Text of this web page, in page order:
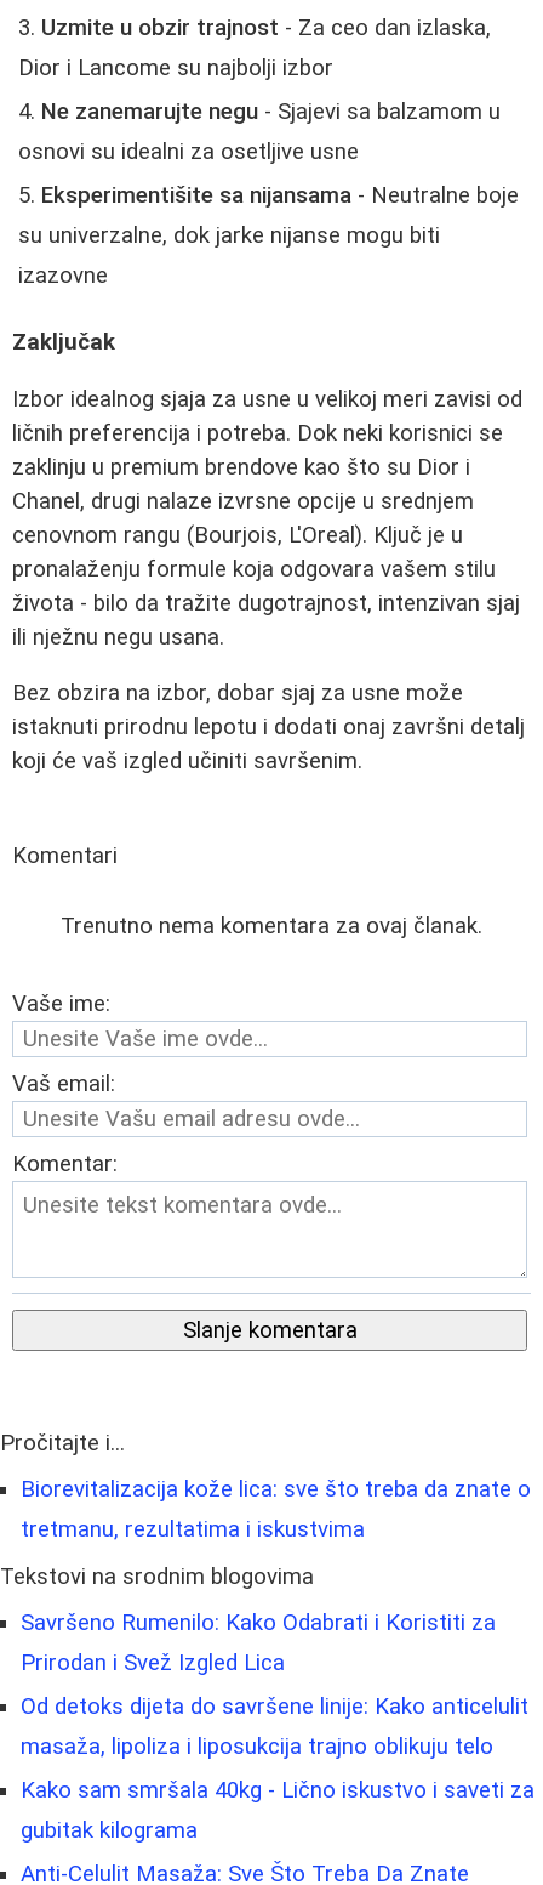
Uzmite u obzir trajnost - Za ceo dan izlaska,
Dior i Lancome su najbolji izbor
Ne zanemarujte negu - Sjajevi sa balzamom u
osnovi su idealni za osetljive usne
Eksperimentišite sa nijansama - Neutralne boje
su univerzalne, dok jarke nijanse mogu biti
izazovne
Zaključak
Izbor idealnog sjaja za usne u velikoj meri zavisi od
ličnih preferencija i potreba. Dok neki korisnici se
zaklinju u premium brendove kao što su Dior i
Chanel, drugi nalaze izvrsne opcije u srednjem
cenovnom rangu (Bourjois, L'Oreal). Ključ je u
pronalaženju formule koja odgovara vašem stilu
života - bilo da tražite dugotrajnost, intenzivan sjaj
ili nježnu negu usana.
Bez obzira na izbor, dobar sjaj za usne može
istaknuti prirodnu lepotu i dodati onaj završni detalj
koji će vaš izgled učiniti savršenim.
Komentari
Trenutno nema komentara za ovaj članak.
Vaše ime:
Vaš email:
Komentar:
Slanje komentara
Pročitajte i...
Biorevitalizacija kože lica: sve što treba da znate o
tretmanu, rezultatima i iskustvima
Tekstovi na srodnim blogovima
Savršeno Rumenilo: Kako Odabrati i Koristiti za
Prirodan i Svež Izgled Lica
Od detoks dijeta do savršene linije: Kako anticelulit
masaža, lipoliza i liposukcija trajno oblikuju telo
Kako sam smršala 40kg - Lično iskustvo i saveti za
gubitak kilograma
Anti-Celulit Masaža: Sve Što Treba Da Znate